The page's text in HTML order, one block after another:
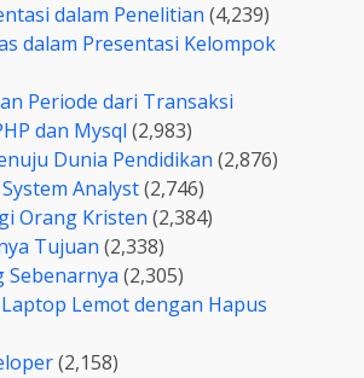
dalam Penelitian (4,239)
dalam Presentasi Kelompok
Periode dari Transaksi
dan Mysql (2,983)
Dunia Pendidikan (2,876)
Analyst(2,746)
Orang Kristen (2,384)
Tujuan (2,338)
Sebenarnya (2,305)
Lemot dengan Hapus
(2,158)